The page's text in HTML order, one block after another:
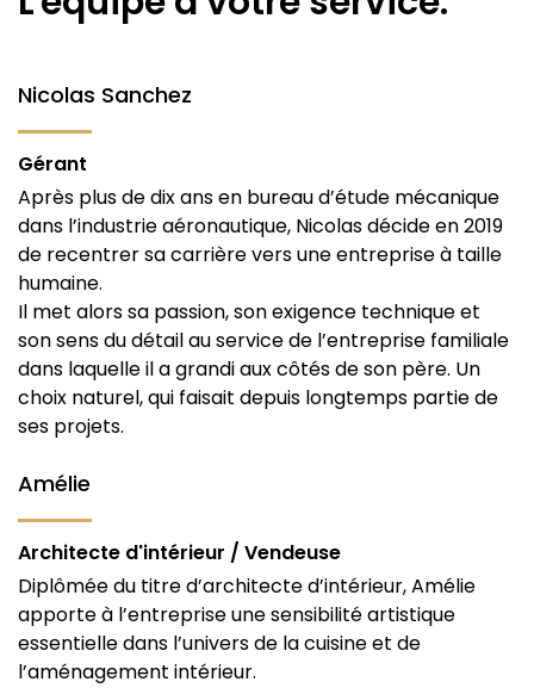
Nicolas Sanchez
Gérant
Après plus de dix ans en bureau d’étude mécanique
dans l’industrie aéronautique, Nicolas décide en 2019
de recentrer sa carrière vers une entreprise à taille
humaine.
Il met alors sa passion, son exigence technique et
son sens du détail au service de l’entreprise familiale
dans laquelle il a grandi aux côtés de son père. Un
choix naturel, qui faisait depuis longtemps partie de
ses projets.
Amélie
Architecte d'intérieur / Vendeuse
Diplômée du titre d’architecte d’intérieur, Amélie
apporte à l’entreprise une sensibilité artistique
essentielle dans l’univers de la cuisine et de
l’aménagement intérieur.